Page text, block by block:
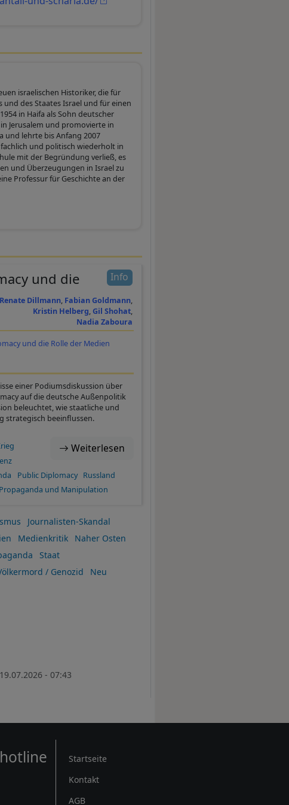
israelischen Historiker, die für
des Staates Israel und für einen
in Haifa als Sohn deutscher
Jerusalem und promovierte in
und lehrte bis Anfang 2007
und politisch wiederholt in
mit der Begründung verließ, es
und Überzeugungen in Israel zu
Professur für Geschichte an der
Info
Renate Dillmann Fabian Goldmann
Kristin Helberg Gil Shohat
Nadia Zaboura
und die
und die Rolle der Medien
einer Podiumsdiskussion über
auf die deutsche Außenpolitik
beleuchtet, wie staatliche und
strategisch beeinflussen.
Weiterlesen
Public Diplomacy
Russland
und Manipulation
Journalisten-Skandal
Medienkritik
Naher Osten
Staat
/ Genozid
Neu
19.07.2026 - 07:43
Rechtliches
Startseite
Kontakt
AGB